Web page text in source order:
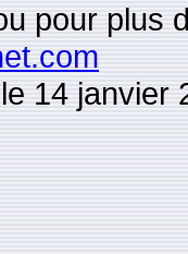
pour plus
14 janvier